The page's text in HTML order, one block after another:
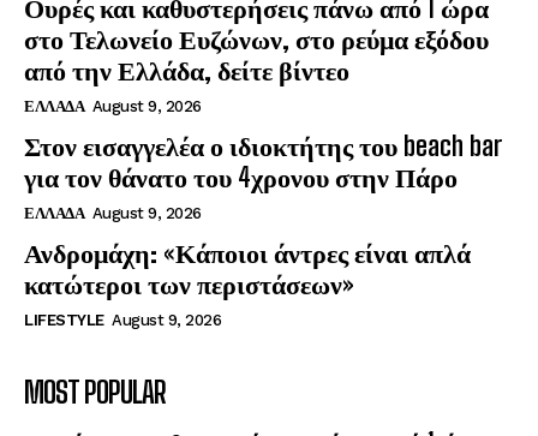
Ουρές και καθυστερήσεις πάνω από 1 ώρα
στο Τελωνείο Ευζώνων, στο ρεύμα εξόδου
από την Ελλάδα, δείτε βίντεο
ΕΛΛΑΔΑ August 9, 2026
Στον εισαγγελέα ο ιδιοκτήτης του beach bar
για τον θάνατο του 4χρονου στην Πάρο
ΕΛΛΑΔΑ August 9, 2026
Ανδρομάχη: «Κάποιοι άντρες είναι απλά
κατώτεροι των περιστάσεων»
LIFESTYLE August 9, 2026
MOST POPULAR